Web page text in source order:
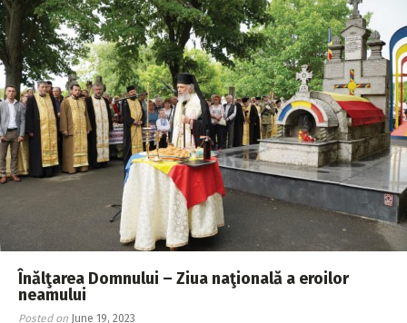
Înălţarea Domnului – Ziua naţională a eroilor
neamului
Posted on June 19, 2023